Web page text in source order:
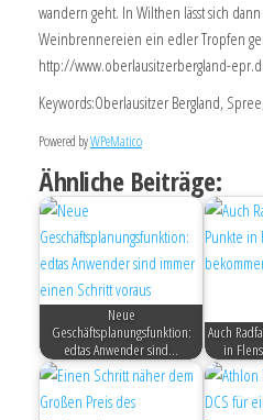
wandern geht. In Wilthen lässt sich
Weinbrennereien ein edler Tropfen
http://www.oberlausitzerbergland-
Keywords:Oberlausitzer Bergland,
Powered byWPeMatico
Ähnliche Beiträge:
Neue
Geschäftsplanungsfunktion:
edtas Anwender sind…
Auch
in